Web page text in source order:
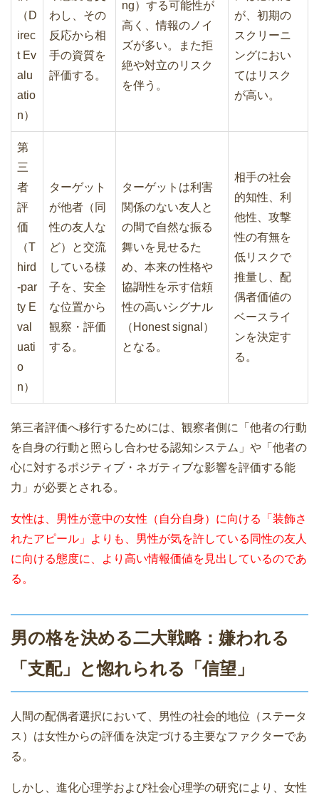
（D
irec
t Ev
alu
atio
n）
わし、その
反応から相
手の資質を
評価する。
ng）する可能性が
高く、情報のノイ
ズが多い。また拒
絶や対立のリスク
を伴う。
が、初期の
スクリーニ
ングにおい
てはリスク
が高い。
第
三
者
評
価
（T
hird
-par
ty E
val
uati
o
n）
ターゲット
が他者（同
性の友人な
ど）と交流
している様
子を、安全
な位置から
観察・評価
する。
ターゲットは利害
関係のない友人と
の間で自然な振る
舞いを見せるた
め、本来の性格や
協調性を示す信頼
性の高いシグナル
（Honest signal）
となる。
相手の社会
的知性、利
他性、攻撃
性の有無を
低リスクで
推量し、配
偶者価値の
ベースライ
ンを決定す
る。
第三者評価へ移行するためには、観察者側に「他者の行動
を自身の行動と照らし合わせる認知システム」や「他者の
心に対するポジティブ・ネガティブな影響を評価する能
力」が必要とされる。
女性は、男性が意中の女性（自分自身）に向ける「装飾さ
れたアピール」よりも、男性が気を許している同性の友人
に向ける態度に、より高い情報価値を見出しているのであ
る。
男の格を決める二大戦略：嫌われる
「支配」と惚れられる「信望」
人間の配偶者選択において、男性の社会的地位（ステータ
ス）は女性からの評価を決定づける主要なファクターであ
る。
しかし、進化心理学および社会心理学の研究により、女性